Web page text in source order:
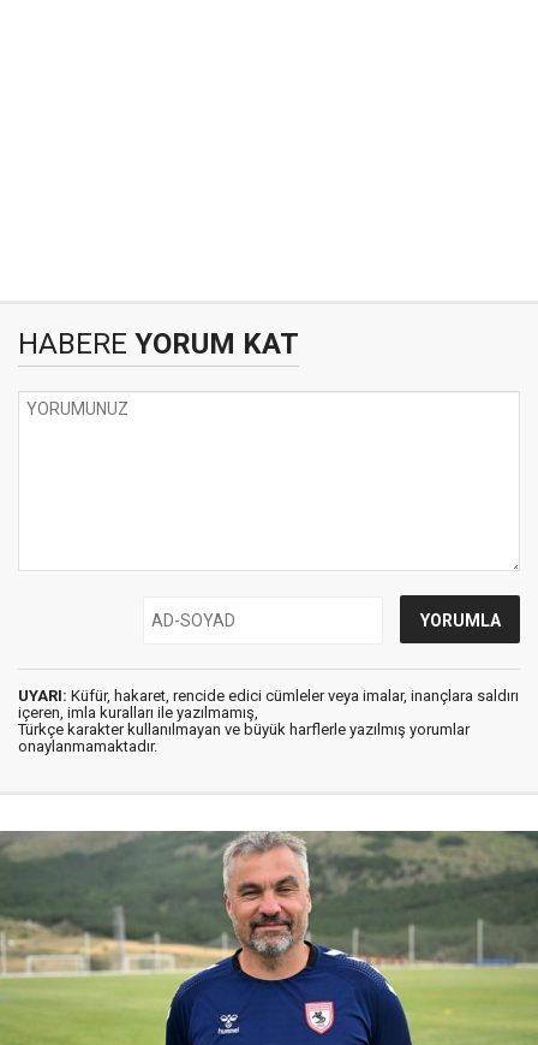
HABERE YORUM KAT
UYARI: Küfür, hakaret, rencide edici cümleler veya imalar, inançlara saldırı
içeren, imla kuralları ile yazılmamış,
Türkçe karakter kullanılmayan ve büyük harflerle yazılmış yorumlar
onaylanmamaktadır.